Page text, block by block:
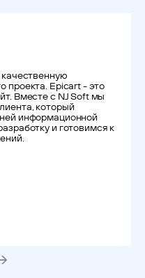
проекта. Epicart - это
Вместе с NJ Soft мы
который
информационной
и готовимся к